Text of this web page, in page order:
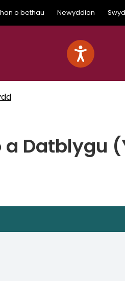
o bethau Newyddion
Datblygu